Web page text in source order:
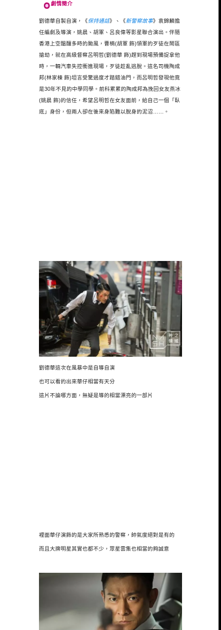
劇情簡介
劉德華自製自演，《保持通話》、《新警察故事》袁錦麟擔
任編劇及導演，姚晨、胡軍、呂良偉等影星聯合演出。 伴隨
香港上空醞釀多時的颱風，曹楠(胡軍 飾)領軍的歹徒在鬧區
搶劫，就在高級督察呂明哲(劉德華 飾)趕到現場預備捉拿他
時，一輛汽車失控衝進現場，歹徒趁亂逃脫。 這名司機陶成
邦(林家棟 飾)坦言受驚過度才踏錯油門，而呂明哲發現他竟
是30年不見的中學同學。前科累累的陶成邦為挽回女友燕冰
(姚晨 飾)的信任，希望呂明哲在女友面前，給自己一個「臥
底」身份，但兩人卻在後來身陷難以脫身的泥沼……。
劉德華這次在風暴中是自導自演
也可以看的出來華仔相當有天分
這片不論哪方面，無疑是導的相當漂亮的一部片
裡面華仔演飾的是大家所熟悉的警察，帥氣度絕對是有的
而且大牌明星其實也都不少，眾星雲集也相當的夠誠意